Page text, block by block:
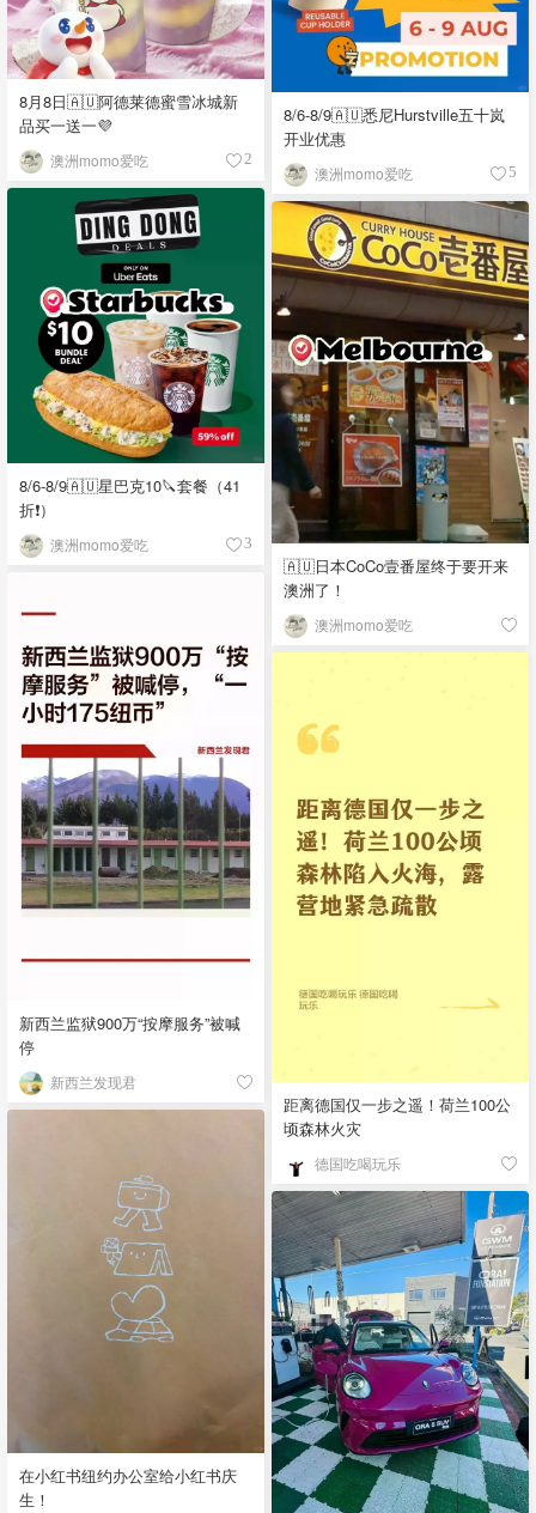
8月8日🇦🇺阿德莱德蜜雪冰城新
品买一送一💜
澳洲momo爱吃 2
8/6-8/9🇦🇺悉尼Hurstville五十岚
开业优惠
澳洲momo爱吃 5
8/6-8/9🇦🇺星巴克10🔪套餐（41
折❗）
澳洲momo爱吃 3
🇦🇺日本CoCo壹番屋终于要开来
澳洲了！
澳洲momo爱吃
新西兰监狱900万“按摩服务”被喊
停
新西兰发现君
距离德国仅一步之遥！荷兰100公
顷森林火灾
德国吃喝玩乐
在小红书纽约办公室给小红书庆
生！